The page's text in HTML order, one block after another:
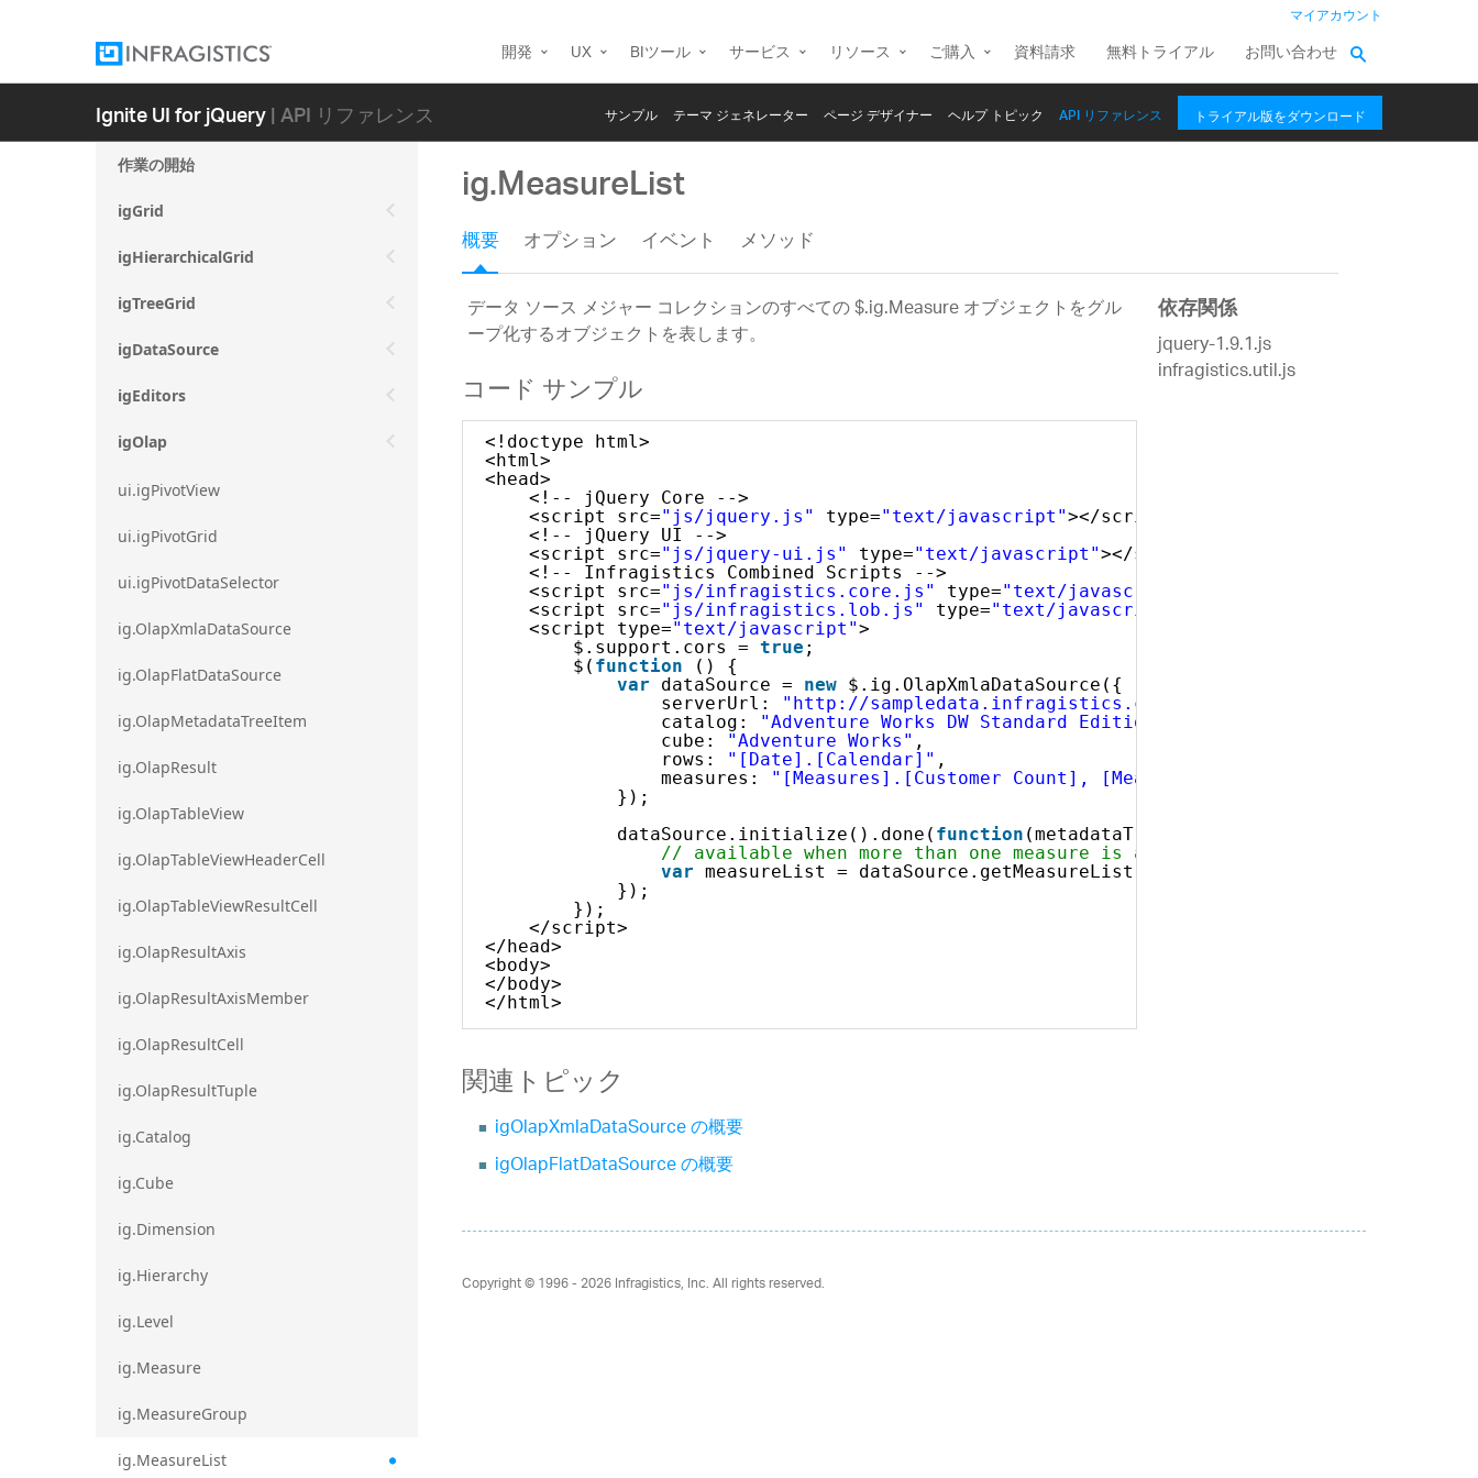
マイアカウント
開発 UX BIツール サービス リソース ご購入 資料請求 無料トライアル お問い合わせ
Ignite UI for jQuery| API リファレンス サンプル テーマ ジェネレーター ページ デザイナー ヘルプ トピック API リファレンス トライアル版をダウンロード
作業の開始
igGrid
igHierarchicalGrid
igTreeGrid
igDataSource
igEditors
igOlap
ui.igPivotView
ui.igPivotGrid
ui.igPivotDataSelector
ig.OlapXmlaDataSource
ig.OlapFlatDataSource
ig.OlapMetadataTreeItem
ig.OlapResult
ig.OlapTableView
ig.OlapTableViewHeaderCell
ig.OlapTableViewResultCell
ig.OlapResultAxis
ig.OlapResultAxisMember
ig.OlapResultCell
ig.OlapResultTuple
ig.Catalog
ig.Cube
ig.Dimension
ig.Hierarchy
ig.Level
ig.Measure
ig.MeasureGroup
ig.MeasureList
ig.MeasureList
概要 オプション イベント メソッド
データ ソース メジャー コレクションのすべての $.ig.Measure オブジェクトをグル
ープ化するオブジェクトを表します。
コード サンプル
<!doctype html>
<html>
<head>
<!-- jQuery Core -->
<script src="js/jquery.js" type="text/javascript"></script>
<!-- jQuery UI -->
<script src="js/jquery-ui.js" type="text/javascript"></script>
<!-- Infragistics Combined Scripts -->
<script src="js/infragistics.core.js" type="text/javascript"
<script src="js/infragistics.lob.js" type="text/javascript"
<script type="text/javascript">
$.support.cors = true ;
$( function
() {
var
dataSource = new
$.ig.OlapXmlaDataSource({
serverUrl:
"http://sampledata.infragistics.com/olap/msmdpump.dll"
catalog:
"Adventure Works DW Standard Edition"
cube:
"Adventure Works" ,
rows:
"[Date].[Calendar]" ,
measures:
"[Measures].[Customer Count], [Measures].[Internet Order Count]"
});
dataSource.initialize().done( function (metadataTree) {
// available when more than one measure is added to measures collection
var measureList = dataSource.getMeasureList();
});
});
</script>
</head>
<body>
</body>
</html>
関連トピック
igOlapXmlaDataSource の概要
igOlapFlatDataSource の概要
依存関係
jquery-1.9.1.js
infragistics.util.js
Copyright © 1996 - 2026Infragistics, Inc. All rights reserved.